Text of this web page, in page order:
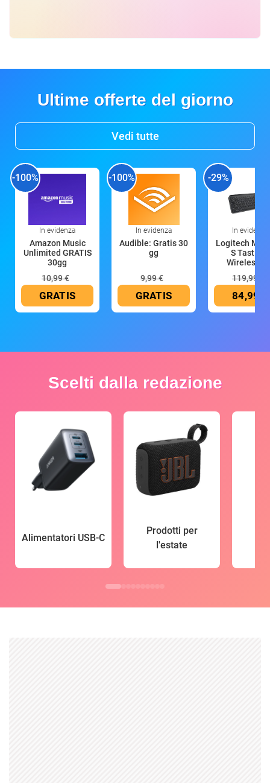
Ultime offerte del giorno
Vedi tutte
-100%
In evidenza
Amazon Music
Unlimited GRATIS
30gg
10,99 €
GRATIS
-100%
In evidenza
Audible: Gratis 30
gg
9,99 €
GRATIS
-29%
In evidenza
Logitech MX
S Tastiera
Wireless
119,99 €
84,99 €
Scelti dalla redazione
Alimentatori USB-C
Prodotti per
l'estate